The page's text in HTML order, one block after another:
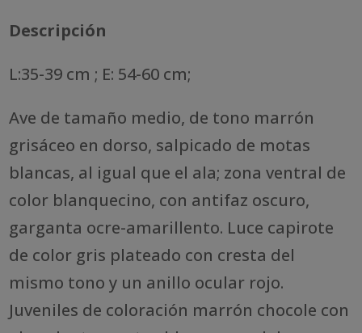
Descripción
L:35-39 cm ; E: 54-60 cm;
Ave de tamaño medio, de tono marrón
grisáceo en dorso, salpicado de motas
blancas, al igual que el ala; zona ventral de
color blanquecino, con antifaz oscuro,
garganta ocre-amarillento. Luce capirote
de color gris plateado con cresta del
mismo tono y un anillo ocular rojo.
Juveniles de coloración marrón chocole con